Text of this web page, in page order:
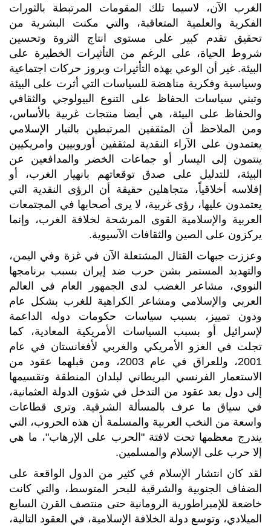
الغرب الآن، لاسيما تلك المقومات المرتبطة بالثورات
الفكرية والعلمية المتعاقبة، والتي مكنت البشرية من
تحقيق تقدم كبير على مستوى انتاج الثروة وتحسين
شروط الحياة، على الرغم من التأثيرات الخطيرة على
البيئة. غير أن الوعي بهذه التأثيرات وبروز حركات اجتماعية
وسياسية وفكرية مناهضة للسياسات التي أثرت على البيئة
وتبني سياسات الحفاظ على التنوع البيولوجي والثقافي
والحفاظ على البيئة، هي أيضا منتجات غربية بالأساس،
ومن الملاحظ أن المثقفين المرتبطين بالتيار الإسلامي
يعتمدون على الآراء النقدية لمثقفين أوروبيين وامريكيين
ينتمون إلى اليسار أو جماعات الخضر والمدافعين عن
البيئة، للتدليل على صدق توقعاتهم بانهيار الغرب، أو
إفلاسه أخلاقياً، متجاهلين حقيقة أن الرؤى النقدية التي
يعتمدون عليها، رؤى غربية، لا يرى أصحابها في المجتمعات
العربية والإسلامية القوى المرشحة لخلافة الغرب، وإنما
يركزون على الصين والثقافات الآسيوية.
وعززت جبهات القتال المشتعلة الآن في غزة وفي اليمن،
والتهديد المستمر بشن حرب ضد إيران بسبب برنامجها
النووي، مشاعر الغضب لدى الجمهور العام في العالم
العربي والإسلامي ومشاعر الكراهية للغرب بشكل عام
ودون تمييز، بسبب سياسات حكومات دوله الداعمة
لإسرائيل أو بسبب السياسات الأمريكية المعادية، كما
تجلت في الغزو الأمريكي والغربي لأفغانستان في عام
2001، وللعراق في عام 2003، ومن قبلهما عقود من
الاستعمار الفرنسي البريطاني لبلدان المنطقة وتقسيمها
إلى دول بعد عقود من التدخل في شؤون الدولة العثمانية،
في سياق ما عرف بالمسألة الشرقية. وترى قطاعات
واسعة من النخب العربية والمسلمة أن هذه الحروب، التي
يندرج معظمها تحت لافتة "الحرب على الإرهاب"، ما هي
إلا حرب على الإسلام والمسلمين.
لقد كان انتشار الإسلام في كثير من الدول الواقعة على
الضفاف الجنوبية والشرقية للبحر المتوسط، والتي كانت
خاضعة للإمبراطورية الرومانية حتى منتصف القرن السابع
الميلادي، وتوسع دولة الخلافة الإسلامية، في العقود التالية،